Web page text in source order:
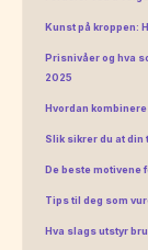
Kunst på kroppen:
Prisnivåer og hva
2025
Hvordan
Slik sikrer du at din
De beste motivene
Tips til deg som
Hva slags utstyr